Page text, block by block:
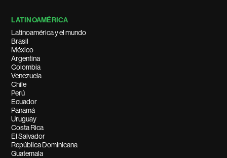
LATINOAMÉRICA
Latinoamérica y el mundo
Brasil
México
Argentina
Colombia
Venezuela
Chile
Perú
Ecuador
Panamá
Uruguay
Costa Rica
El Salvador
República Dominicana
Guatemala